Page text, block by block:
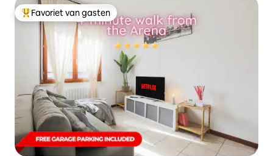
Topfavoriet van gasten
Favoriet van gasten